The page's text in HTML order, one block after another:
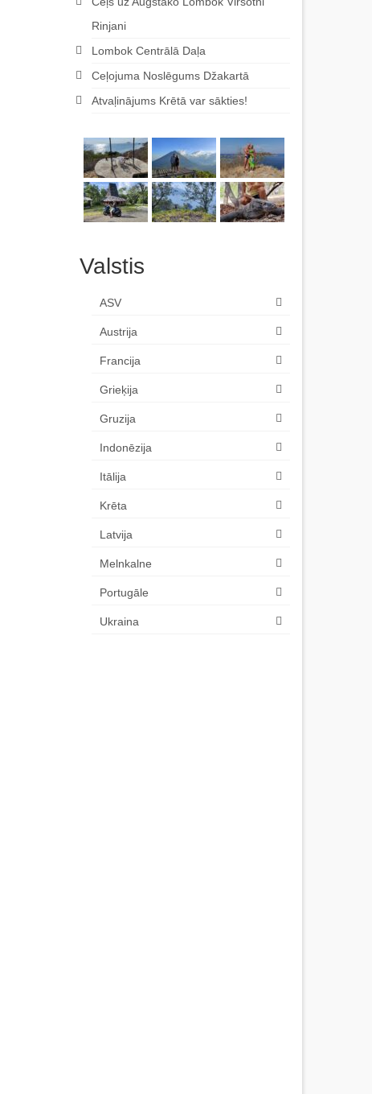
Rinjani
Lombok Centrālā Daļa
Ceļojuma Noslēgums Džakartā
Atvaļinājums Krētā var sākties!
Valstis
ASV
Austrija
Francija
Grieķija
Gruzija
Indonēzija
Itālija
Krēta
Latvija
Melnkalne
Portugāle
Ukraina